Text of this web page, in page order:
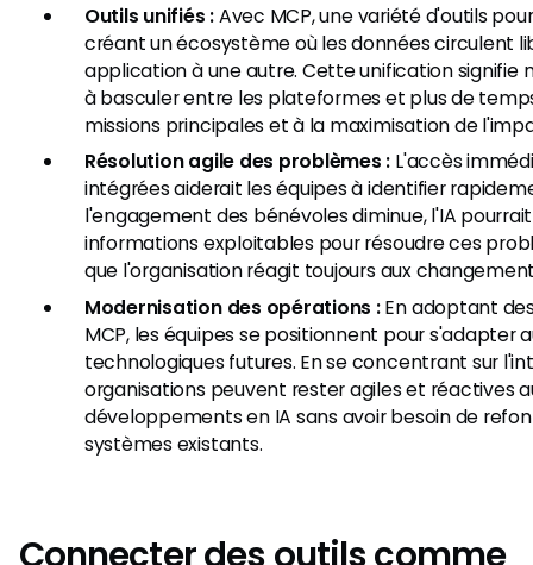
Outils unifiés :Avec MCP, une variété d'outils
créant un écosystème où les données circulent
application à une autre. Cette unification signifie
à basculer entre les plateformes et plus de
missions principales et à la maximisation de
Résolution agile des problèmes : L'accès
intégrées aiderait les équipes à identifier
l'engagement des bénévoles diminue, l'IA
informations exploitables pour résoudre ces
que l'organisation réagit toujours aux
Modernisation des opérations :En adoptant
MCP, les équipes se positionnent pour s'adapter
technologiques futures. En se concentrant sur
organisations peuvent rester agiles et réactives
développements en IA sans avoir besoin de
systèmes existants.
Connecter des outils comme